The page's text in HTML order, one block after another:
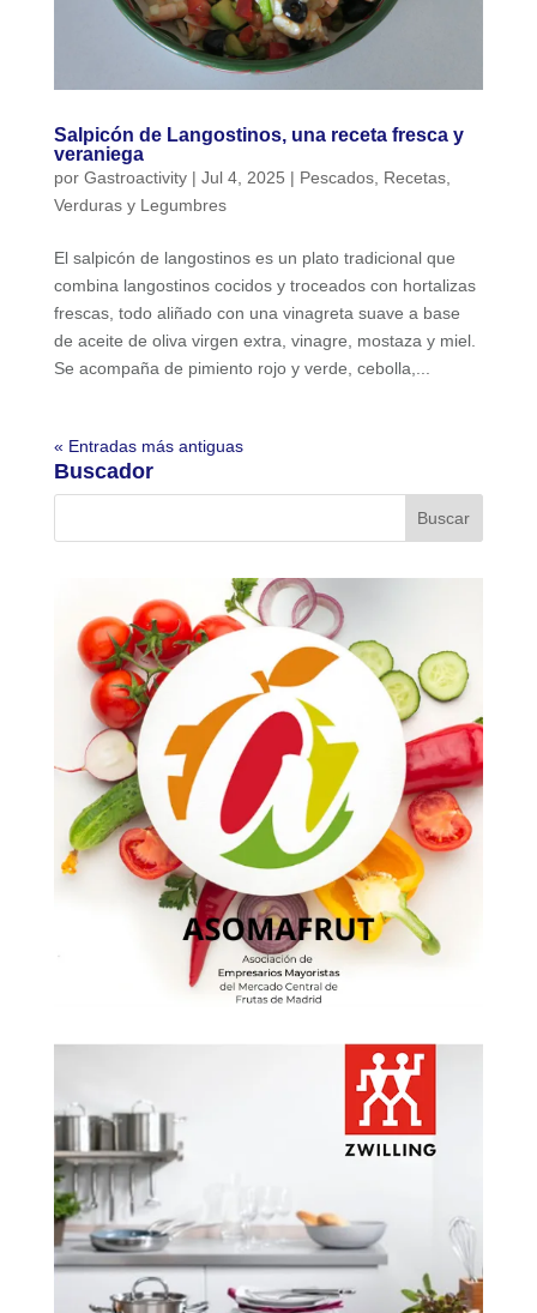
Salpicón de Langostinos, una receta fresca y
veraniega
por Gastroactivity| Jul 4, 2025 | Pescados, Recetas,
Verduras y Legumbres
El salpicón de langostinos es un plato tradicional que
combina langostinos cocidos y troceados con hortalizas
frescas, todo aliñado con una vinagreta suave a base
de aceite de oliva virgen extra, vinagre, mostaza y miel.
Se acompaña de pimiento rojo y verde, cebolla,...
« Entradas más antiguas
Buscador